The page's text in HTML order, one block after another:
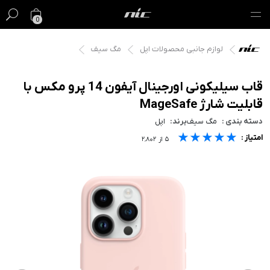
0
گیفت کارت
فروش ویژه
مک
آیفون
لوازم جانبی محصولات اپل مگ سیف
قاب سیلیکونی اورجینال آیفون 14 پرو مکس با
قابلیت شارژ MageSafe
دسته بندی : مگ سیفبرند: اپل
امتیاز : ★★★★★
★★★★★
★★★★★ ۵ از ۲٬۸۰۲